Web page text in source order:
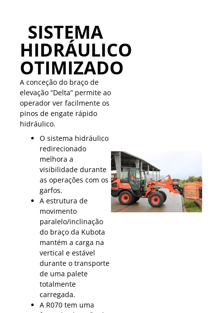
SISTEMA
HIDRÁULICO
OTIMIZADO
A conceção do braço de
elevação “Delta” permite ao
operador ver facilmente os
pinos de engate rápido
hidráulico.
O sistema hidráulico
redirecionado
melhora a
visibilidade durante
as operações com os
garfos.
A estrutura de
movimento
paralelo/inclinação
do braço da Kubota
mantém a carga na
vertical e estável
durante o transporte
de uma palete
totalmente
carregada.
A R070 tem uma